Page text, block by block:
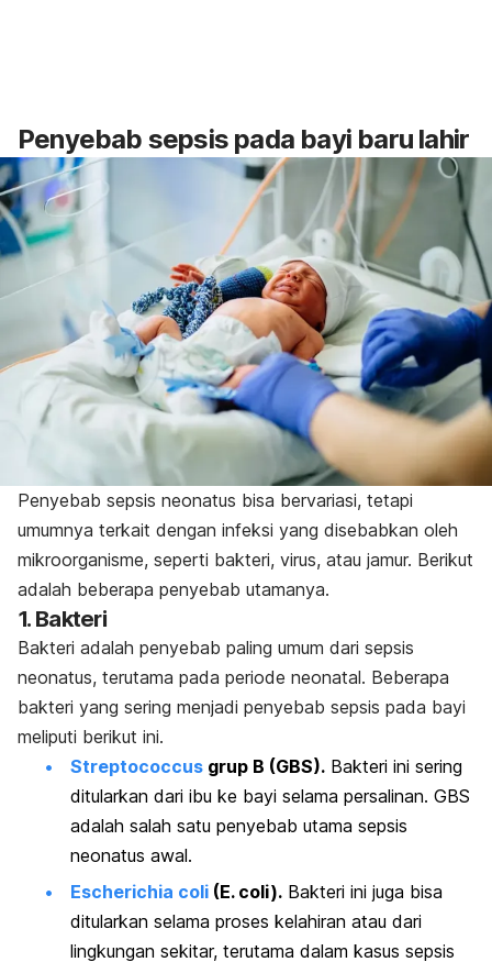
Penyebab sepsis pada bayi baru lahir
Penyebab sepsis neonatus bisa bervariasi, tetapi
umumnya terkait dengan infeksi yang disebabkan oleh
mikroorganisme, seperti bakteri, virus, atau jamur. Berikut
adalah beberapa penyebab utamanya.
1. Bakteri
Bakteri adalah penyebab paling umum dari sepsis
neonatus, terutama pada periode neonatal. Beberapa
bakteri yang sering menjadi penyebab sepsis pada bayi
meliputi berikut ini.
Streptococcus grup B (GBS). Bakteri ini sering
ditularkan dari ibu ke bayi selama persalinan. GBS
adalah salah satu penyebab utama sepsis
neonatus awal.
Escherichia coli (E. coli). Bakteri ini juga bisa
ditularkan selama proses kelahiran atau dari
lingkungan sekitar, terutama dalam kasus sepsis